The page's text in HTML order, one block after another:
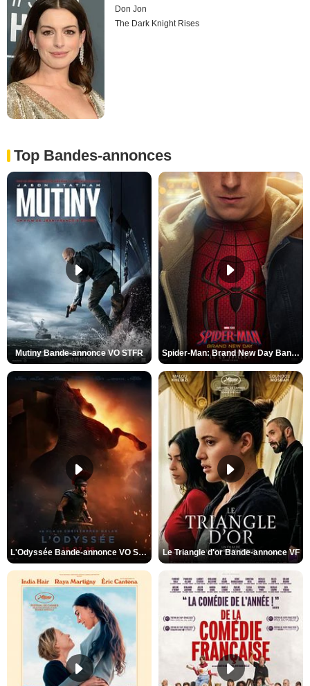
Don Jon
The Dark Knight Rises
Top Bandes-annonces
Mutiny Bande-annonce VO STFR Spider-Man: Brand New Day Bande-annonce VO STFR
L'Odyssée Bande-annonce VO STFR Le Triangle d'or Bande-annonce VF